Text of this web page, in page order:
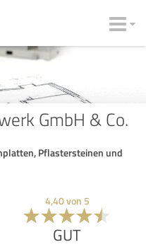
GmbH & Co.
Pflastersteinen und
4,40von 5
GUT